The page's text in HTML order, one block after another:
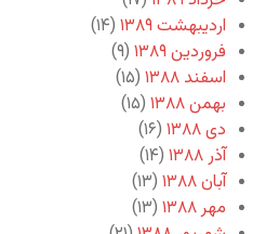
اردیبهشت ۱۳۸۹
(۱۴)
فروردین ۱۳۸۹
(۹)
اسفند ۱۳۸۸
(۱۵)
بهمن ۱۳۸۸
(۱۵)
دی ۱۳۸۸
(۱۶)
آذر ۱۳۸۸
(۱۴)
آبان ۱۳۸۸
(۱۳)
مهر ۱۳۸۸
(۱۳)